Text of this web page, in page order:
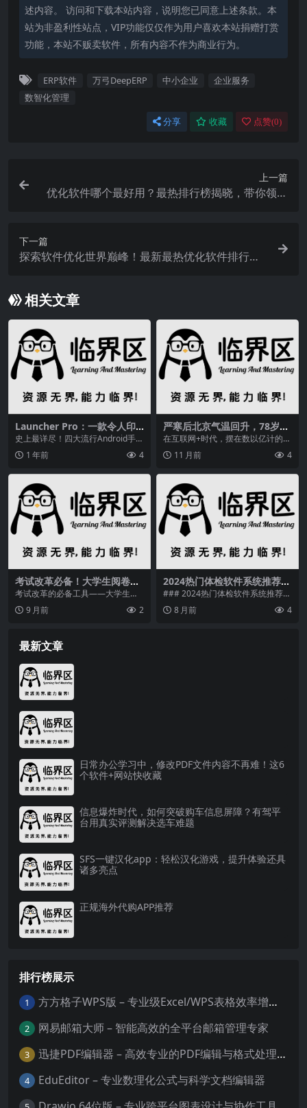
述内容。 访问和下载本站内容，说明您已同意上述条款。本
站为非盈利性站点，VIP功能仅仅作为用户喜欢本站捐赠打赏
功能，本站不贩卖软件，所有内容不作为商业行为。
ERP软件 万弓DeepERP 中小企业
企业服务
数智化管理
分享 收藏 点赞(0)
上一篇
优化软件哪个最好用？最热排行榜揭晓，带你领略
下一篇
探索软件优化世界巅峰！最新最热优化软件排行榜
相关文章
Launcher Pro：一款令人印
象深刻的Home应用，功能超
丰富
史上最详尽！四大流行Android手机
桌面美化深度评测，本文是笔者细
数我们机友最...
1 年前 4
严寒后北京气温回升，78岁张
慧捡银杏果却遭遇科技尴尬？
在互联网+时代，摆在数以亿计的老
年人面前的，不仅是他们的社交困
局，也是一道有待打...
11 月前 4
考试改革必备！大学生阅卷系
统，提升效率与公平性
考试改革的必备工具——大学生阅
卷系统推荐
9 月前 2
2024热门体检软件系统推荐：
全流程智慧解决方案排行榜，
助力体检机构高效运营
### 2024热门体检软件系统推荐
全流程智慧解决方案排行榜####
引言：健...
8 月前 4
最新文章
日常办公学习中，修改PDF文件内容不再难！这6
个软件+网站快收藏
信息爆炸时代，如何突破购车信息屏障？有驾平
台用真实评测解决选车难题
SFS一键汉化app：轻松汉化游戏，提升体验还具
诸多亮点
正规海外代购APP推荐
排行榜展示
1 方方格子WPS版 – 专业级Excel/WPS表格效率增强插件
2 网易邮箱大师 – 智能高效的全平台邮箱管理专家
3 迅捷PDF编辑器 – 高效专业的PDF编辑与格式处理工具
4 EduEditor – 专业数理化公式与科学文档编辑器